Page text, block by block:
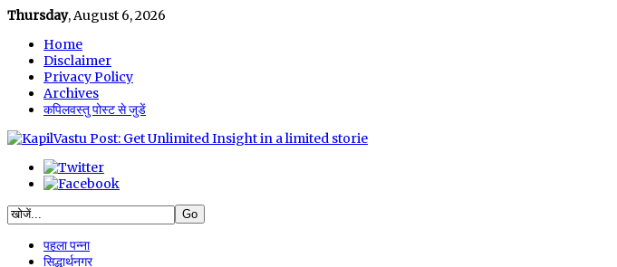
Thursday, August 6, 2026
Home
Disclaimer
Privacy Policy
Archives
कपिलवस्तु पोस्ट से जुडें
पहला पन्ना
सिद्धार्थनगर